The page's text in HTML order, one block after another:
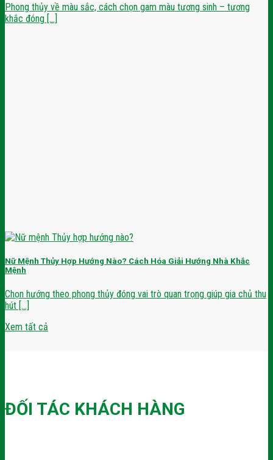
Phong thủy về màu sắc, cách chọn gam màu tương sinh – tương
khắc đóng [...]
Nữ Mệnh Thủy Hợp Hướng Nào? Cách Hóa Giải Hướng Nhà Khắc
Mệnh
Chọn hướng theo phong thủy đóng vai trò quan trọng giúp gia chủ thu
hút [...]
Xem tất cả
ĐỐI TÁC KHÁCH HÀNG